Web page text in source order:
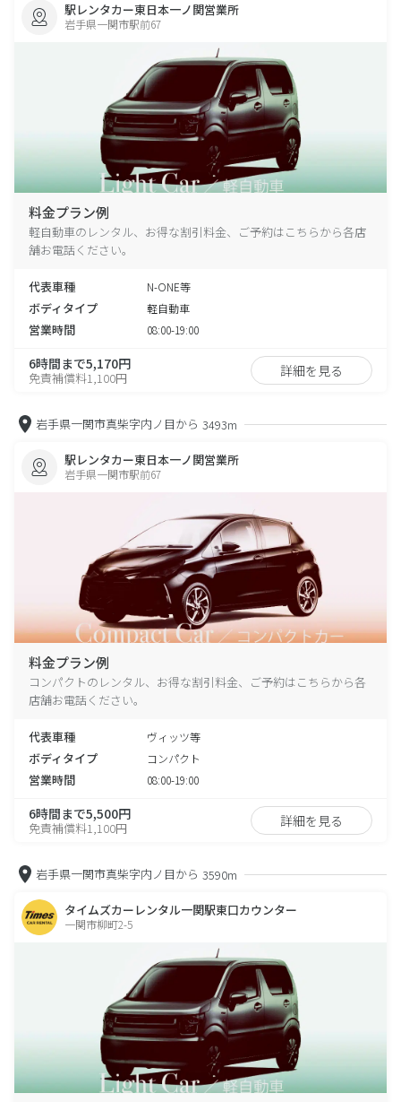
駅レンタカー東日本一ノ関営業所
岩手県一関市駅前67
料金プラン例
軽自動車のレンタル、お得な割引料金、ご予約はこちらから各店
舗お電話ください。
代表車種 N-ONE等
ボディタイプ 軽自動車
営業時間 08:00-19:00
6時間まで5,170円
免責補償料1,100円 詳細を見る
岩手県一関市真柴字内ノ目から 3493m
駅レンタカー東日本一ノ関営業所
岩手県一関市駅前67
料金プラン例
コンパクトのレンタル、お得な割引料金、ご予約はこちらから各
店舗お電話ください。
代表車種 ヴィッツ等
ボディタイプ コンパクト
営業時間 08:00-19:00
6時間まで5,500円
免責補償料1,100円 詳細を見る
岩手県一関市真柴字内ノ目から 3590m
タイムズカーレンタル一関駅東口カウンター
一関市柳町2-5